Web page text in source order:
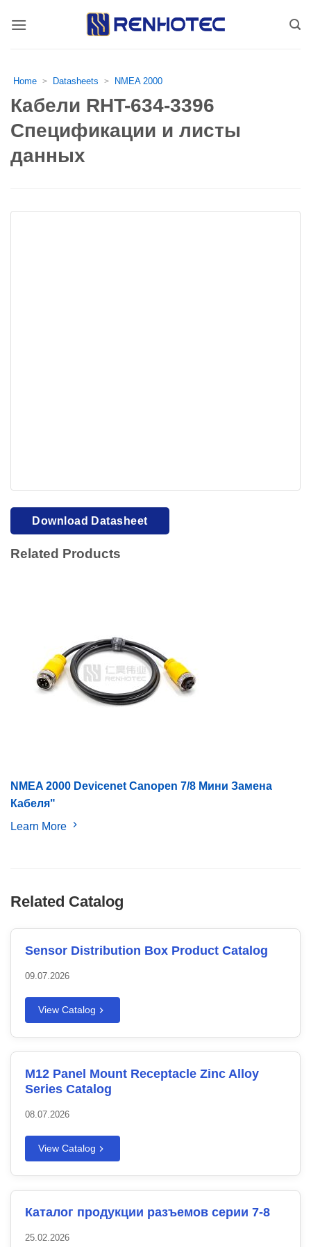
Home > Datasheets > NMEA 2000
Кабели RHT-634-3396
Спецификации и листы
данных
view.Download PDF
Download Datasheet
Related Products
NMEA 2000 Devicenet Canopen 7/8 Мини Замена
Кабеля"
Learn More
Related Catalog
Sensor Distribution Box Product Catalog
09.07.2026
View Catalog
M12 Panel Mount Receptacle Zinc Alloy
Series Catalog
08.07.2026
View Catalog
Каталог продукции разъемов серии 7-8
25.02.2026